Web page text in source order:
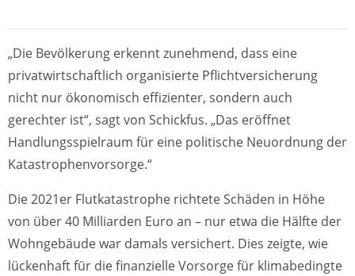
„Die Bevölkerung erkennt zunehmend, dass eine
privatwirtschaftlich organisierte Pflichtversicherung
nicht nur ökonomisch effizienter, sondern auch
gerechter ist“, sagt von Schickfus. „Das eröffnet
Handlungsspielraum für eine politische Neuordnung der
Katastrophenvorsorge.“
Die 2021er Flutkatastrophe richtete Schäden in Höhe
von über 40 Milliarden Euro an – nur etwa die Hälfte der
Wohngebäude war damals versichert. Dies zeigte, wie
lückenhaft für die finanzielle Vorsorge für klimabedingte